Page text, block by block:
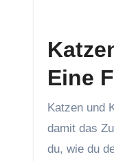
Eine
Katzen und Kinder – eine Kombination die total gut laufen kann und für alle Beteiligten eine tolle Erfahrung ist. Doch
damit das
du, wie du